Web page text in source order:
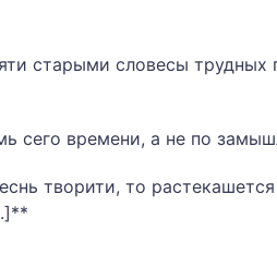
старыми словесы трудных
сего времени, а не по
творити, то